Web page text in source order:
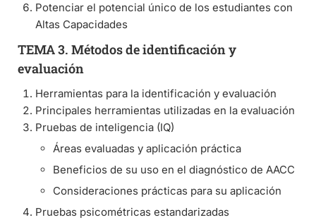
Potenciar el potencial único de los estudiantes con
Altas Capacidades
TEMA 3. Métodos de identificación y
evaluación
Herramientas para la identificación y evaluación
Principales herramientas utilizadas en la evaluación
Pruebas de inteligencia (IQ)
Áreas evaluadas y aplicación práctica
Beneficios de su uso en el diagnóstico de AACC
Consideraciones prácticas para su aplicación
Pruebas psicométricas estandarizadas